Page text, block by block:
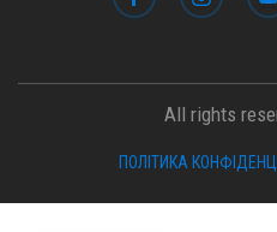
All rights
ПОЛІТИКА